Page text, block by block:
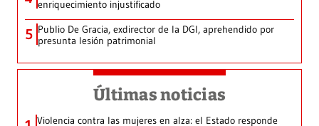
enriquecimiento injustificado
5 Publio De Gracia, exdirector de la DGI, aprehendido por
presunta lesión patrimonial
Últimas noticias
Violencia contra las mujeres en alza: el Estado responde